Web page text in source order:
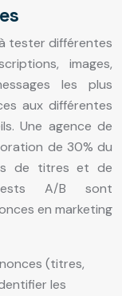
tester différentes
images,
les plus
aux différentes
Une agence de
de 30% du
de titres et de
tests A/B sont
en marketing
(titres,
les